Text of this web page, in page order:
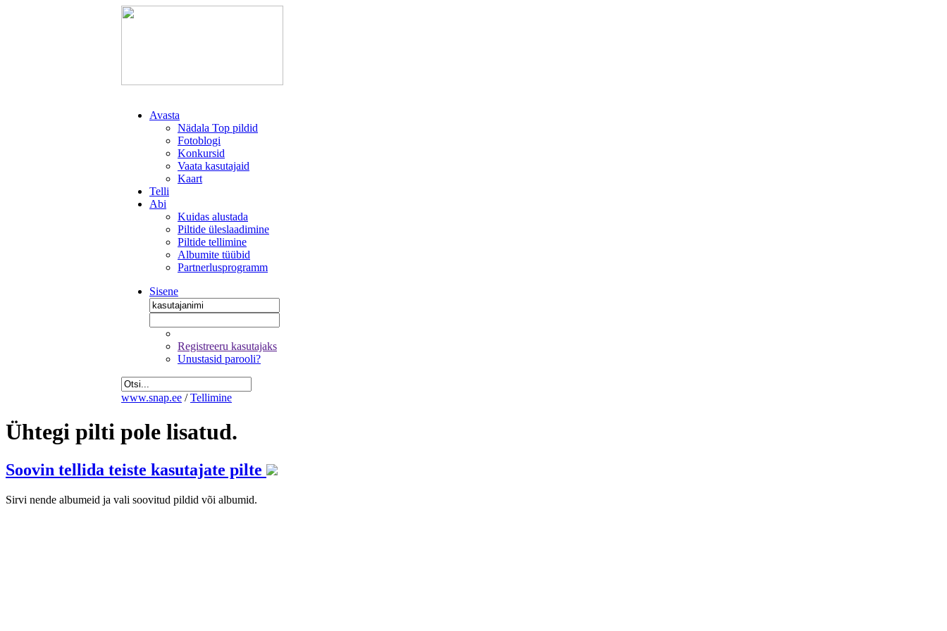
Avasta
Nädala Top pildid
Fotoblogi
Konkursid
Vaata kasutajaid
Kaart
Telli
Abi
Kuidas alustada
Piltide üleslaadimine
Piltide tellimine
Albumite tüübid
Partnerlusprogramm
Sisene
Registreeru kasutajaks
Unustasid parooli?
www.snap.ee / Tellimine
Ühtegi pilti pole lisatud.
Soovin tellida teiste kasutajate pilte
Sirvi nende albumeid ja vali soovitud pildid või albumid.